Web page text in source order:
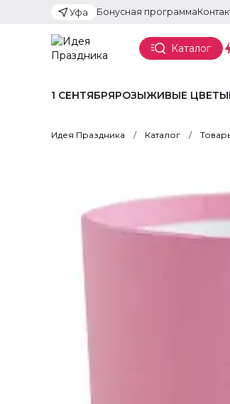
Уфа Бонусная программа
Каталог
1 СЕНТЯБРЯРОЗЫЖИВЫЕ ЦВЕТЫ
Идея Праздника Каталог